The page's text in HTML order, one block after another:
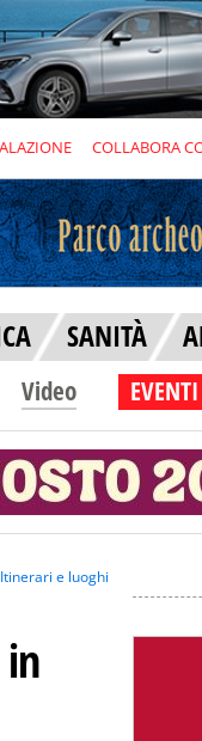
COLLABORA
SANITÀ
Video
Itinerari e luoghi